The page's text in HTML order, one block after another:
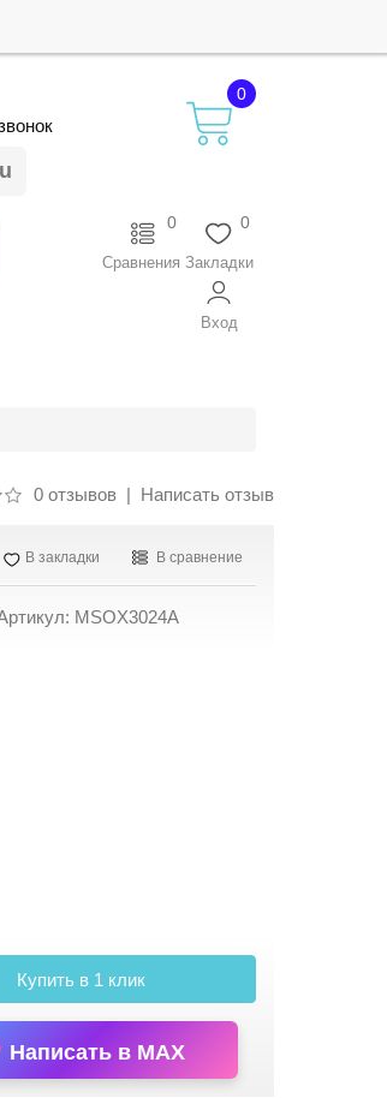
0
0
Закладки
0
Сравнения
Вход
0 отзывов| Написать отзыв
В закладки В сравнение
MSOX3024A
Купить в 1 клик
Написать в MAX